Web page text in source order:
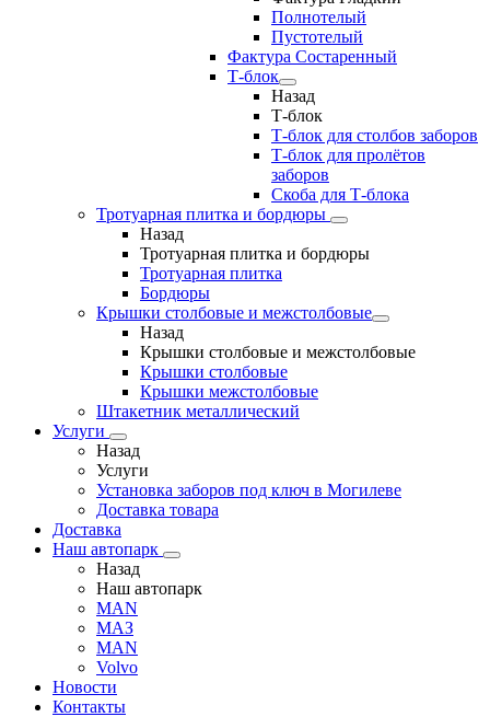
Полнотелый
Пустотелый
Фактура Состаренный
Т-блок
Назад
Т-блок
Т-блок для столбов заборов
Т-блок для пролётов
заборов
Скоба для Т-блока
Тротуарная плитка и бордюры
Назад
Тротуарная плитка и бордюры
Тротуарная плитка
Бордюры
Крышки столбовые и межстолбовые
Назад
Крышки столбовые и межстолбовые
Крышки столбовые
Крышки межстолбовые
Штакетник металлический
Услуги
Назад
Услуги
Установка заборов под ключ в Могилеве
Доставка товара
Доставка
Наш автопарк
Назад
Наш автопарк
MAN
МАЗ
MAN
Volvo
Новости
Контакты